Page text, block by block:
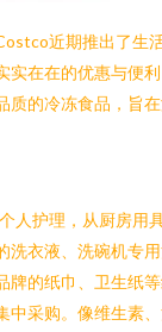
近期推出了生
实在在的优惠与便
质的冷冻食品，旨
人护理，从厨房用
洗衣液、洗碗机专
牌的纸巾、卫生纸
中采购。像维生素